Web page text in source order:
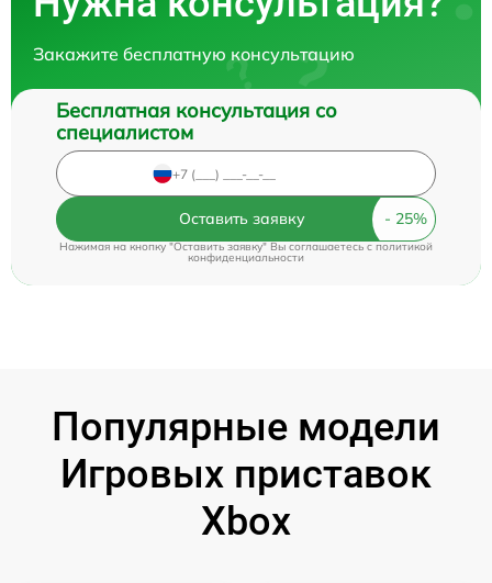
Закажите бесплатную консультацию
Бесплатная консультация со
специалистом
Оставить заявку
Нажимая на кнопку "Оставить заявку" Вы соглашаетесь c политикой
конфиденциальности
Популярные модели
Игровых приставок
Xbox